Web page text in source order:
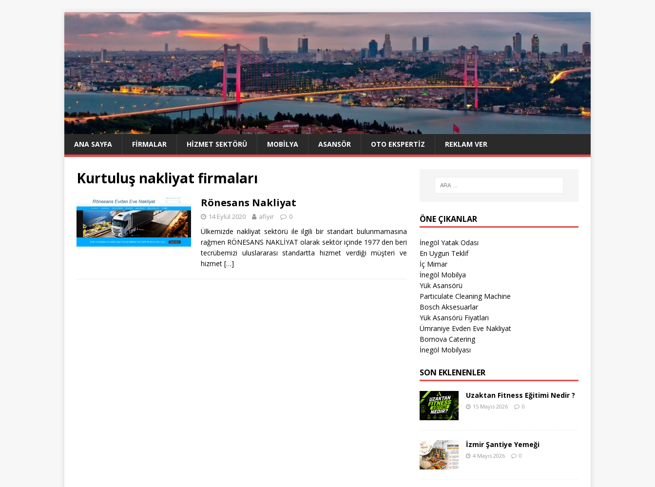
ANA SAYFA FIRMALAR HIZMET SEKTÖRÜ MOBILYA ASANSÖR OTO EKSPERTIZ REKLAM VER
Kurtuluş nakliyat firmaları
Rönesans Nakliyat
14 Eylül 2020 afiyir 0
Ülkemizde nakliyat sektörü ile ilgili bir standart bulunmamasına
rağmen RÖNESANS NAKLİYAT olarak sektör içinde 1977 den beri
tecrübemizi uluslararası standartta hizmet verdiği müşteri ve
hizmet […]
ÖNE ÇIKANLAR
İnegöl Yatak Odası
En Uygun Teklif
İç Mimar
İnegöl Mobilya
Yük Asansörü
Particulate Cleaning Machine
Bosch Aksesuarlar
Yük Asansörü Fiyatları
Ümraniye Evden Eve Nakliyat
Bornova Catering
İnegöl Mobilyası
SON EKLENENLER
Uzaktan Fitness Eğitimi Nedir ?
15 Mayıs 2026 0
İzmir Şantiye Yemeği
4 Mayıs 2026 0